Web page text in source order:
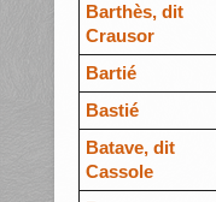
Barthès, dit
Crausor
Bartié
Bastié
Batave, dit
Cassole